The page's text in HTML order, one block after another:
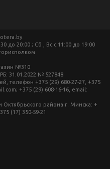
до 20:00 ; Сб , Вс c 11:00 до 19:00
№310
31.01.2022 № 527848
телефон +375 (29) 680-27-27, +375
+375 (29) 608-16-16, email:
Октябрьского района г. Минска: +
(17) 350-59-21